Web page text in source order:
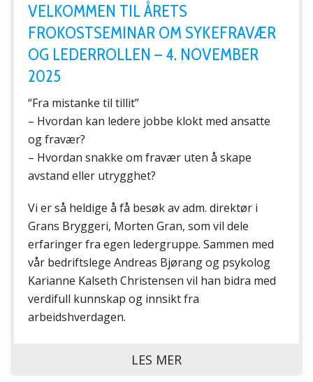
VELKOMMEN TIL ÅRETS
FROKOSTSEMINAR OM SYKEFRAVÆR
OG LEDERROLLEN – 4. NOVEMBER
2025
“Fra mistanke til tillit”
– Hvordan kan ledere jobbe klokt med ansatte
og fravær?
– Hvordan snakke om fravær uten å skape
avstand eller utrygghet?
Vi er så heldige å få besøk av adm. direktør i
Grans Bryggeri, Morten Gran, som vil dele
erfaringer fra egen ledergruppe. Sammen med
vår bedriftslege Andreas Bjørang og psykolog
Karianne Kalseth Christensen vil han bidra med
verdifull kunnskap og innsikt fra
arbeidshverdagen.
LES MER